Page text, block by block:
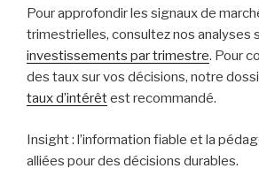
Pour approfondir les signaux de
trimestrielles, consultez nos analyses
investissements par trimestre. Pour
des taux sur vos décisions, notre
taux d’intérêtest recommandé.
Insight : l’information fiable et la
alliées pour des décisions durables.